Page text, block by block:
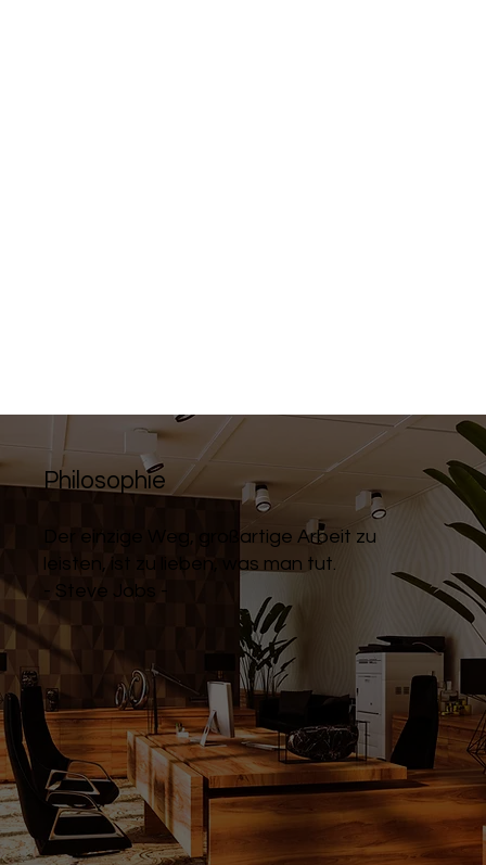
Philosophie
Der einzige Weg, großartige Arbeit zu
leisten, ist zu lieben, was man tut.
- Steve Jobs -